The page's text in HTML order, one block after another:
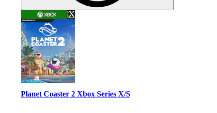
Planet Coaster 2 Xbox Series X/S